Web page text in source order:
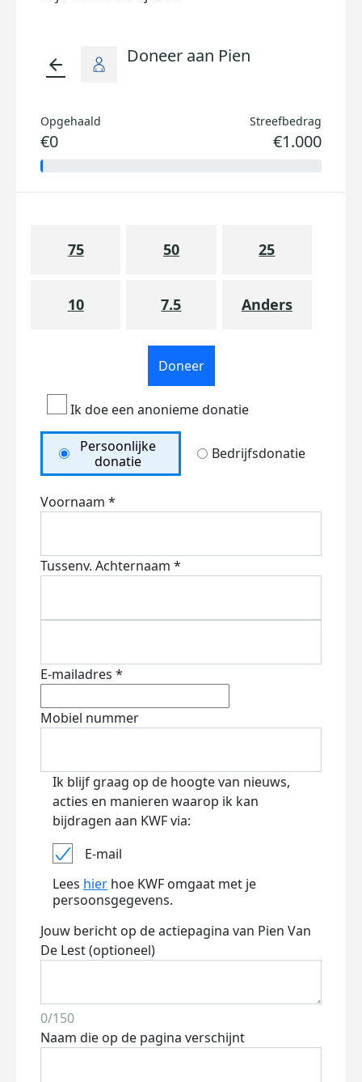
arrow_back Doneer aan Pien
Opgehaald
€0
Streefbedrag
€1.000
75 50 25
10 7.5 Anders
Doneer
Ik doe een anonieme donatie
Persoonlijke
donatie
Bedrijfsdonatie
Voornaam *
Tussenv. Achternaam *
E-mailadres *
Mobiel nummer
Ik blijf graag op de hoogte van nieuws,
acties en manieren waarop ik kan
bijdragen aan KWF via:
E-mail
Lees hier hoe KWF omgaat met je
persoonsgegevens.
Jouw bericht op de actiepagina van Pien Van
De Lest (optioneel)
0/150
Naam die op de pagina verschijnt